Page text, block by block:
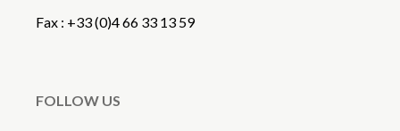
Fax : +33 (0)4 66 33 13 59
FOLLOW US